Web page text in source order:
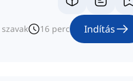
szavak 16 perc Indítás